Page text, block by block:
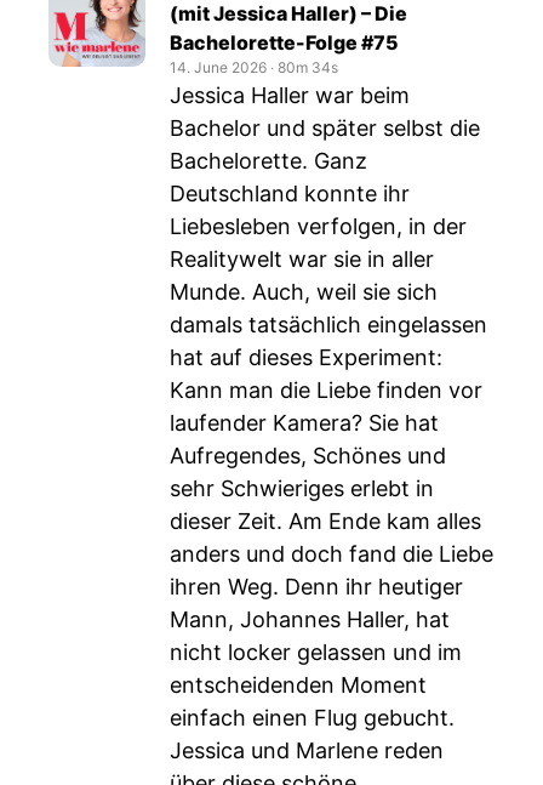
(mit Jessica Haller) – Die
Bachelorette-Folge #75
14. June 2026 ‧ 80m 34s
Jessica Haller war beim
Bachelor und später selbst die
Bachelorette. Ganz
Deutschland konnte ihr
Liebesleben verfolgen, in der
Realitywelt war sie in aller
Munde. Auch, weil sie sich
damals tatsächlich eingelassen
hat auf dieses Experiment:
Kann man die Liebe finden vor
laufender Kamera? Sie hat
Aufregendes, Schönes und
sehr Schwieriges erlebt in
dieser Zeit. Am Ende kam alles
anders und doch fand die Liebe
ihren Weg. Denn ihr heutiger
Mann, Johannes Haller, hat
nicht locker gelassen und im
entscheidenden Moment
einfach einen Flug gebucht.
Jessica und Marlene reden